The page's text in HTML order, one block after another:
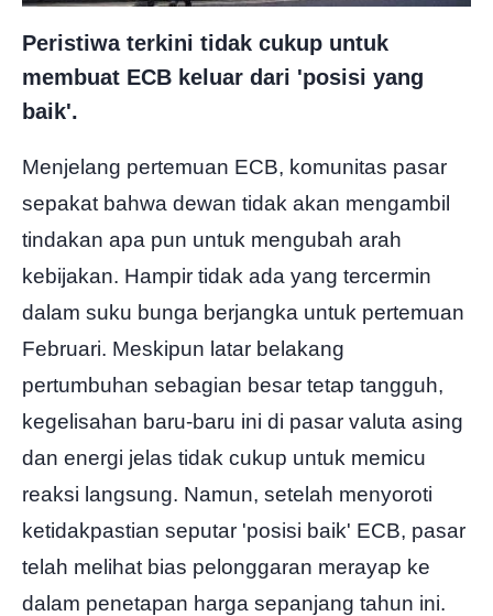
Peristiwa terkini tidak cukup untuk
membuat ECB keluar dari 'posisi yang
baik'.
Menjelang pertemuan ECB, komunitas pasar
sepakat bahwa dewan tidak akan mengambil
tindakan apa pun untuk mengubah arah
kebijakan. Hampir tidak ada yang tercermin
dalam suku bunga berjangka untuk pertemuan
Februari. Meskipun latar belakang
pertumbuhan sebagian besar tetap tangguh,
kegelisahan baru-baru ini di pasar valuta asing
dan energi jelas tidak cukup untuk memicu
reaksi langsung. Namun, setelah menyoroti
ketidakpastian seputar 'posisi baik' ECB, pasar
telah melihat bias pelonggaran merayap ke
dalam penetapan harga sepanjang tahun ini.